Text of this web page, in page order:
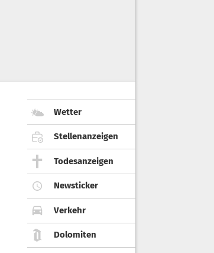
Wetter
Stellenanzeigen
Todesanzeigen
Newsticker
Verkehr
Dolomiten